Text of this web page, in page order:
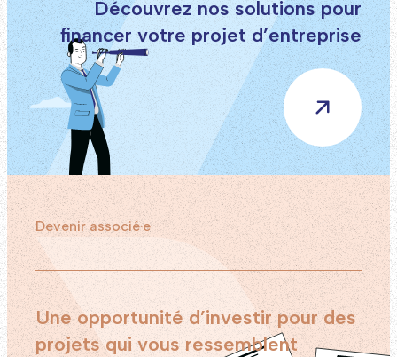
Découvrez nos solutions pour
financer votre projet d’entreprise
Devenir associé·e
Une opportunité d’investir pour des
projets qui vous ressemblent